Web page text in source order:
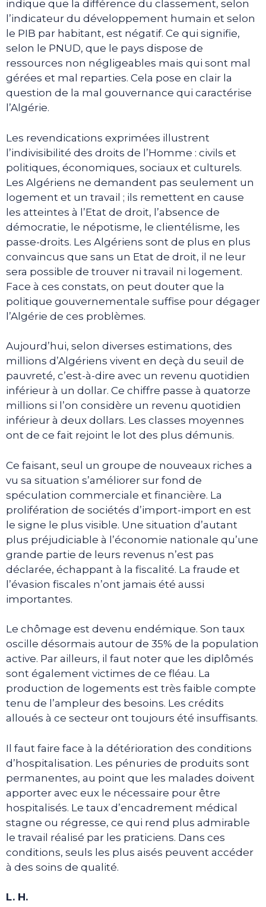
indique que la différence du classement, selon
l’indicateur du développement humain et selon
le PIB par habitant, est négatif. Ce qui signifie,
selon le PNUD, que le pays dispose de
ressources non négligeables mais qui sont mal
gérées et mal reparties. Cela pose en clair la
question de la mal gouvernance qui caractérise
l’Algérie.
Les revendications exprimées illustrent
l’indivisibilité des droits de l’Homme : civils et
politiques, économiques, sociaux et culturels.
Les Algériens ne demandent pas seulement un
logement et un travail ; ils remettent en cause
les atteintes à l’Etat de droit, l’absence de
démocratie, le népotisme, le clientélisme, les
passe-droits. Les Algériens sont de plus en plus
convaincus que sans un Etat de droit, il ne leur
sera possible de trouver ni travail ni logement.
Face à ces constats, on peut douter que la
politique gouvernementale suffise pour dégager
l’Algérie de ces problèmes.
Aujourd’hui, selon diverses estimations, des
millions d’Algériens vivent en deçà du seuil de
pauvreté, c’est-à-dire avec un revenu quotidien
inférieur à un dollar. Ce chiffre passe à quatorze
millions si l’on considère un revenu quotidien
inférieur à deux dollars. Les classes moyennes
ont de ce fait rejoint le lot des plus démunis.
Ce faisant, seul un groupe de nouveaux riches a
vu sa situation s’améliorer sur fond de
spéculation commerciale et financière. La
prolifération de sociétés d’import-import en est
le signe le plus visible. Une situation d’autant
plus préjudiciable à l’économie nationale qu’une
grande partie de leurs revenus n’est pas
déclarée, échappant à la fiscalité. La fraude et
l’évasion fiscales n’ont jamais été aussi
importantes.
Le chômage est devenu endémique. Son taux
oscille désormais autour de 35% de la population
active. Par ailleurs, il faut noter que les diplômés
sont également victimes de ce fléau. La
production de logements est très faible compte
tenu de l’ampleur des besoins. Les crédits
alloués à ce secteur ont toujours été insuffisants.
Il faut faire face à la détérioration des conditions
d’hospitalisation. Les pénuries de produits sont
permanentes, au point que les malades doivent
apporter avec eux le nécessaire pour être
hospitalisés. Le taux d’encadrement médical
stagne ou régresse, ce qui rend plus admirable
le travail réalisé par les praticiens. Dans ces
conditions, seuls les plus aisés peuvent accéder
à des soins de qualité.
L. H.